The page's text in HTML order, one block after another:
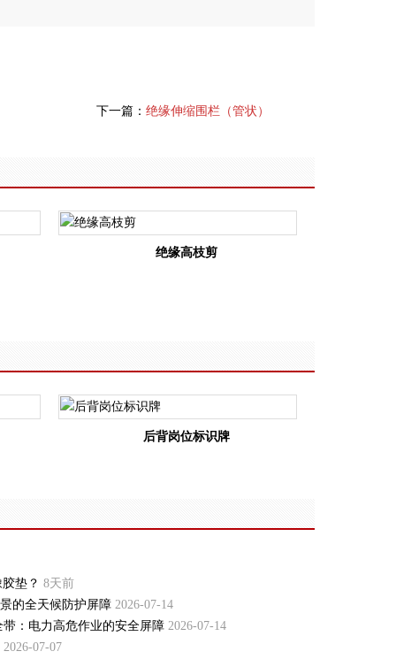
下一篇： 绝缘伸缩围栏（管状）
绝缘高枝剪
后背岗位标识牌
垫？ 8天前
的全天候防护屏障 2026-07-14
：电力高危作业的安全屏障 2026-07-14
2026-07-07